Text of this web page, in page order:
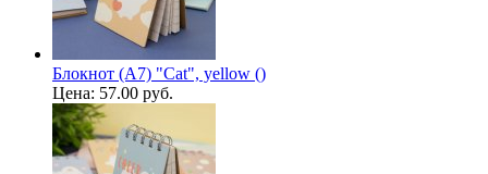
Блокнот (А7) "Cat", yellow ()
Цена: 57.00 руб.